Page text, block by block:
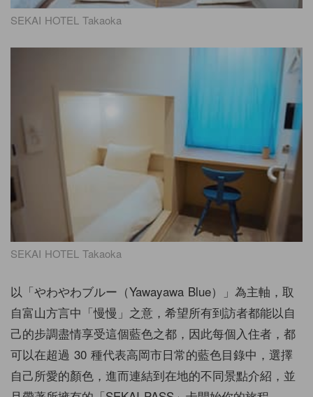
SEKAI HOTEL Takaoka
SEKAI HOTEL Takaoka
以「やわやわブルー（Yawayawa Blue）」為主軸，取
自富山方言中「慢慢」之意，希望所有到訪者都能以自
己的步調盡情享受這個藍色之都，因此每個入住者，都
可以在超過 30 種代表高岡市日常的藍色目錄中，選擇
自己所愛的顏色，進而連結到在地的不同景點介紹，並